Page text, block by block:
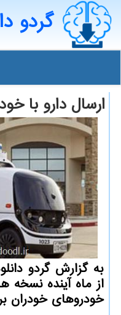
گردو
ارسال دارو با
به گزارش گردو
از ماه آینده نسخه
خودروهای خودران